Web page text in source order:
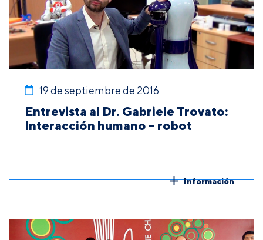
19 de septiembre de 2016
Entrevista al Dr. Gabriele Trovato:
Interacción humano – robot
Información